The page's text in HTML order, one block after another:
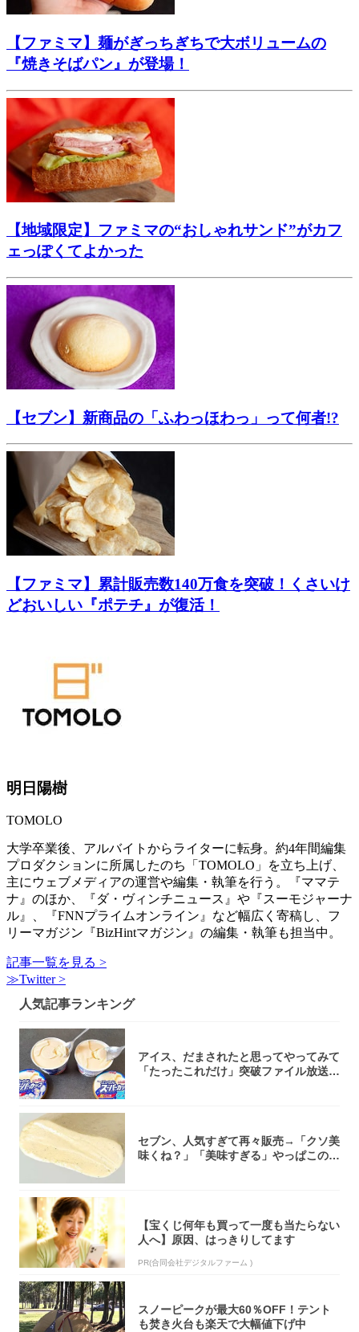
【ファミマ】麺がぎっちぎちで大ボリュームの
『焼きそばパン』が登場！
【地域限定】ファミマの“おしゃれサンド”がカフ
ェっぽくてよかった
【セブン】新商品の「ふわっほわっ」って何者!?
【ファミマ】累計販売数140万食を突破！くさいけ
どおいしい『ポテチ』が復活！
明日陽樹
TOMOLO
大学卒業後、アルバイトからライターに転身。約4年間編集
プロダクションに所属したのち「TOMOLO」を立ち上げ、
主にウェブメディアの運営や編集・執筆を行う。『ママテ
ナ』のほか、『ダ・ヴィンチニュース』や『スーモジャーナ
ル』、『FNNプライムオンライン』など幅広く寄稿し、フ
リーマガジン『BizHintマガジン』の編集・執筆も担当中。
記事一覧を見る >
≫Twitter >
人気記事ランキング
アイス、だまされたと思ってやってみて
「たったこれだけ」突破ファイル放送で
セブン、人気すぎて再々販売→「クソ美
味くね？」「美味すぎる」やっぱこのク
【宝くじ何年も買って一度も当たらない
人へ】原因、はっきりしてます
PR(合同会社デジタルファーム )
スノーピークが最大60％OFF！テント
も焚き火台も楽天で大幅値下げ中